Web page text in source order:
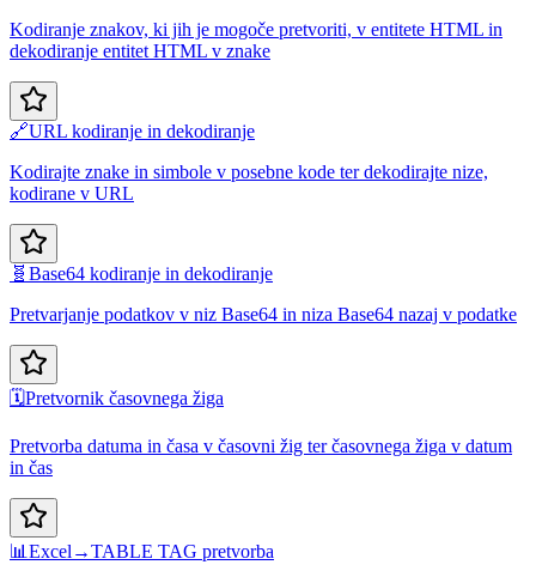
Kodiranje znakov, ki jih je mogoče pretvoriti, v entitete HTML in
dekodiranje entitet HTML v znake
🔗URL kodiranje in dekodiranje
Kodirajte znake in simbole v posebne kode ter dekodirajte nize,
kodirane v URL
🧬 Base64 kodiranje in dekodiranje
Pretvarjanje podatkov v niz Base64 in niza Base64 nazaj v podatke
🗓️Pretvornik časovnega žiga
Pretvorba datuma in časa v časovni žig ter časovnega žiga v datum
in čas
📊 Excel→TABLE TAG pretvorba